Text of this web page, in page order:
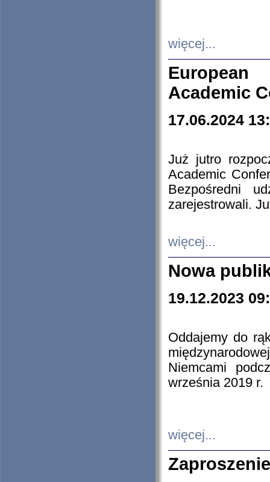
więcej...
European
Academic
17.06.2024
Już jutro
Academic
Bezpośredni
zarejestrowali.
więcej...
Nowa
19.12.2023
Oddajemy do
Niemcami
września 2019 r.
więcej...